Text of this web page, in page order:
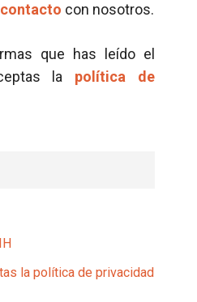
contacto con nosotros.
que has leído el
la política de
la política de privacidad